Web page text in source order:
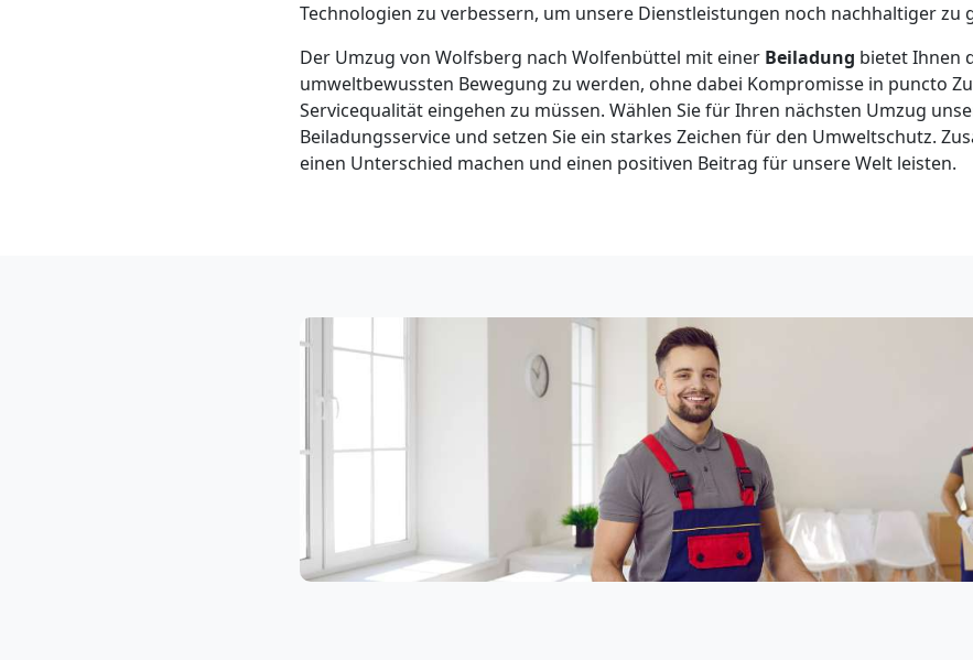
Technologien zu verbessern, um unsere Dienstleistungen noch nachhaltiger zu
Der Umzug von Wolfsberg nach Wolfenbüttel mit einer Beiladung bietet Ihnen
umweltbewussten Bewegung zu werden, ohne dabei Kompromisse in puncto
Servicequalität eingehen zu müssen. Wählen Sie für Ihren nächsten Umzug
Beiladungsservice und setzen Sie ein starkes Zeichen für den Umweltschutz.
einen Unterschied machen und einen positiven Beitrag für unsere Welt leisten.